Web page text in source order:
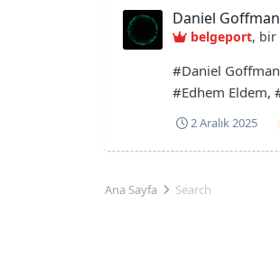
Daniel
belgeport, bir
#Daniel
#Edhem Eldem,
Goffman - Doğ...
2 Aralık 2025
Ana Sayfa Search